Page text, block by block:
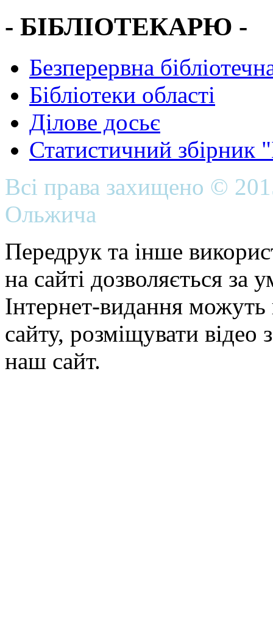
- БІБЛІОТЕКАРЮ -
Безперервна
Бібліотеки області
Ділове досьє
Статистичний
Всі права захищено ©
Ольжича
Передрук та інше
на сайті дозволяється
Інтернет-видання можуть
сайту, розміщувати відео
наш сайт.